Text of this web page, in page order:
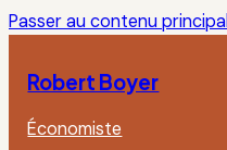
Passer au contenu principal
Robert Boyer
Économiste